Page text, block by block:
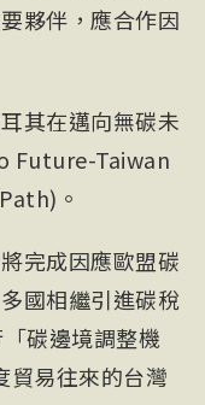
夥伴，應合作因
其在邁向無碳未
Future-Taiwan
。
完成因應歐盟碳
國相繼引進碳稅
碳邊境調整機
貿易往來的台灣